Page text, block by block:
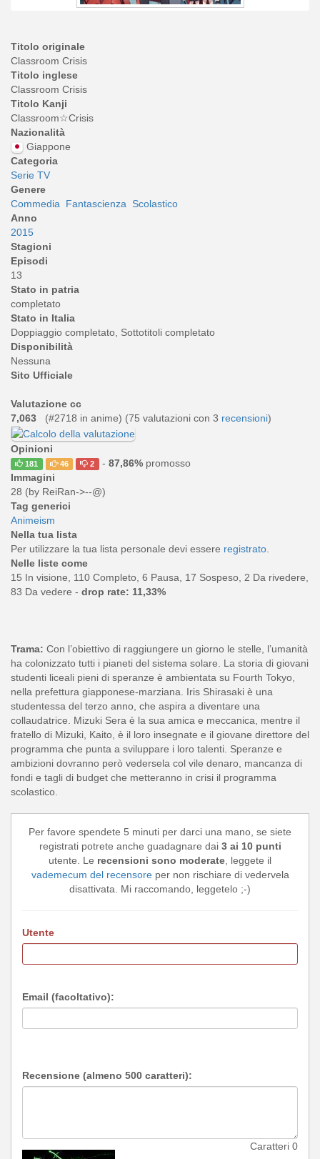
Titolo originale
Classroom Crisis
Titolo inglese
Classroom Crisis
Titolo Kanji
Classroom☆Crisis
Nazionalità
Giappone
Categoria
Serie TV
Genere
Commedia Fantascienza Scolastico
Anno
2015
Stagioni
Episodi
13
Stato in patria
completato
Stato in Italia
Doppiaggio completato, Sottotitoli completato
Disponibilità
Nessuna
Sito Ufficiale
Valutazione cc
7,063
(#2718 in anime) (75 valutazioni con 3 recensioni)
Opinioni
181 46 2 - 87,86%promosso
Immagini
28 (by ReiRan->--@)
Tag generici
Animeism
Nella tua lista
Per utilizzare la tua lista personale devi essere registrato
Nelle liste come
15 In visione, 110 Completo, 6 Pausa, 17 Sospeso, 2 Da rivedere,
83 Da vedere - drop rate: 11,33%
Trama: Con l’obiettivo di raggiungere un giorno le stelle, l’umanità
ha colonizzato tutti i pianeti del sistema solare. La storia di giovani
studenti liceali pieni di speranze è ambientata su Fourth Tokyo,
nella prefettura giapponese-marziana. Iris Shirasaki è una
studentessa del terzo anno, che aspira a diventare una
collaudatrice. Mizuki Sera è la sua amica e meccanica, mentre il
fratello di Mizuki, Kaito, è il loro insegnate e il giovane direttore del
programma che punta a sviluppare i loro talenti. Speranze e
ambizioni dovranno però vedersela col vile denaro, mancanza di
fondi e tagli di budget che metteranno in crisi il programma
scolastico.
Per favore spendete 5 minuti per darci una mano, se siete
registrati potrete anche guadagnare dai 3 ai 10 punti
utente. Le recensioni sono moderate , leggete il
vademecum del recensoreper non rischiare di vedervela
disattivata. Mi raccomando, leggetelo ;-)
Utente
Email (facoltativo):
Recensione (almeno 500 caratteri):
Caratteri 0